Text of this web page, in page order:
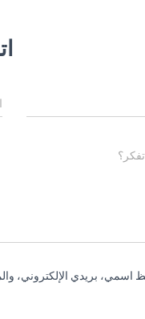
اسمي، بريدي الإلكتروني،